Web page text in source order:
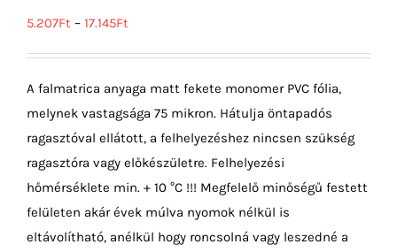
5.207Ft – 17.145Ft
A falmatrica anyaga matt fekete monomer PVC fólia,
melynek vastagsága 75 mikron. Hátulja öntapadós
ragasztóval ellátott, a felhelyezéshez nincsen szükség
ragasztóra vagy előkészületre. Felhelyezési
hőmérséklete min. + 10 °C !!! Megfelelő minőségű festett
felületen akár évek múlva nyomok nélkül is
eltávolítható, anélkül hogy roncsolná vagy leszedné a